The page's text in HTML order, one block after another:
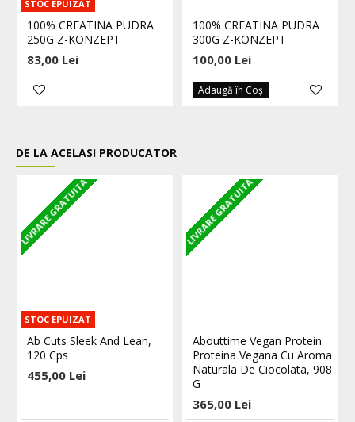
STOC EPUIZAT
100% CREATINA PUDRA
250G Z-KONZEPT
83,00 Lei
100% CREATINA PUDRA
300G Z-KONZEPT
100,00 Lei
Adaugă în Coş
DE LA ACELASI PRODUCATOR
LIVRARE GRATUITA
STOC EPUIZAT
Ab Cuts Sleek And Lean,
120 Cps
455,00 Lei
LIVRARE GRATUITA
Abouttime Vegan Protein
Proteina Vegana Cu Aroma
Naturala De Ciocolata, 908
G
365,00 Lei